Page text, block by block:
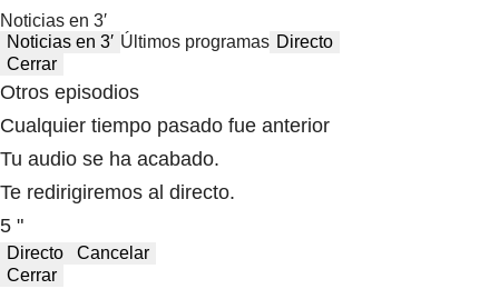
Noticias en 3′
Noticias en 3′ Últimos programas Directo
Cerrar
Otros episodios
Cualquier tiempo pasado fue anterior
Tu audio se ha acabado.
Te redirigiremos al directo.
5 "
Directo
Cancelar
Cerrar